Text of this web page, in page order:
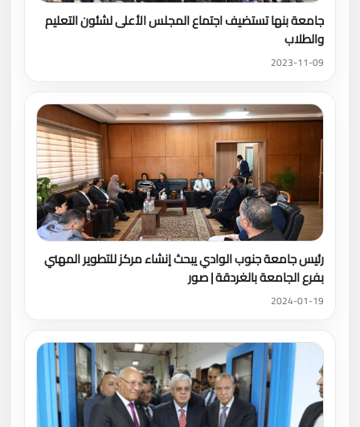
جامعة بنها تستضيف اجتماع المجلس الأعلى لشئون التعليم
والطلاب
2023-11-09
رئيس جامعة جنوب الوادي يبحث إنشاء مركز للتطوير المهني
بفرع الجامعة بالغردقة | صور
2024-01-19